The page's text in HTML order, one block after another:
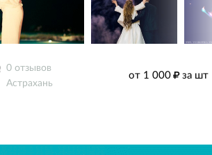
0 отзывов
Астрахань
от 1 000 за шт